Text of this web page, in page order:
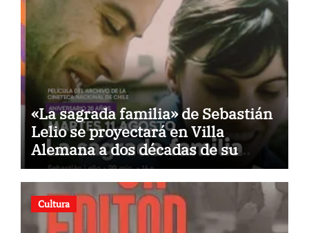
«La sagrada familia» de Sebastián
Lelio se proyectará en Villa
Alemana a dos décadas de su
estreno
Cultura